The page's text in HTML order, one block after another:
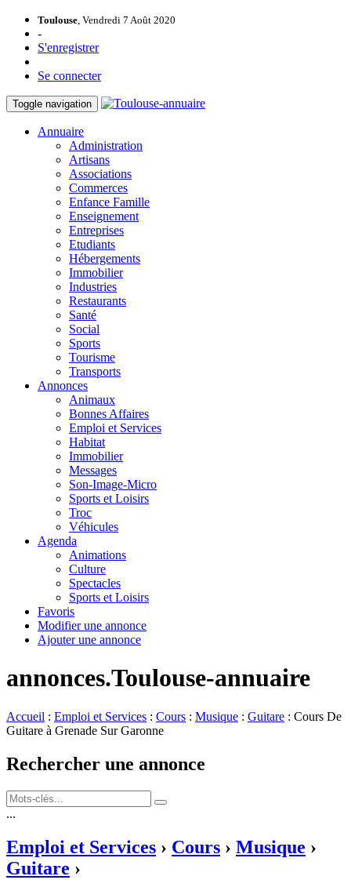
Toulouse, Vendredi 7 Août 2020
-
S'enregistrer
Se connecter
Toggle navigation
Annuaire
Administration
Artisans
Associations
Commerces
Enfance Famille
Enseignement
Entreprises
Etudiants
Hébergements
Immobilier
Industries
Restaurants
Santé
Social
Sports
Tourisme
Transports
Annonces
Animaux
Bonnes Affaires
Emploi et Services
Habitat
Immobilier
Messages
Son-Image-Micro
Sports et Loisirs
Troc
Véhicules
Agenda
Animations
Culture
Spectacles
Sports et Loisirs
Favoris
Modifier une annonce
Ajouter une annonce
annonces.Toulouse-annuaire
Accueil : Emploi et Services : Cours : Musique : Guitare : Cours De
Guitare à Grenade Sur Garonne
Rechercher une annonce
...
Emploi et Services › Cours › Musique ›
Guitare ›